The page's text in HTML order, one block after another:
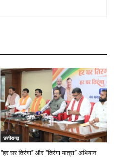
छत्तीसगढ़
“हर घर तिरंगा” और “तिरंगा यात्रा” अभियान